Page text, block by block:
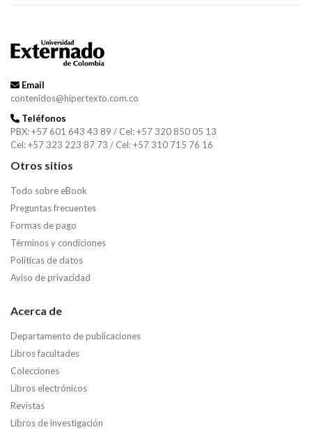
Email
contenidos@hipertexto.com.co
Teléfonos
PBX: +57 601 643 43 89 / Cel: +57 320 850 05 13
Cel: +57 323 223 87 73 / Cel: +57 310 715 76 16
Otros sitios
Todo sobre eBook
Preguntas frecuentes
Formas de pago
Términos y condiciones
Políticas de datos
Aviso de privacidad
Acerca de
Departamento de publicaciones
Libros facultades
Colecciones
Libros electrónicos
Revistas
Libros de investigación